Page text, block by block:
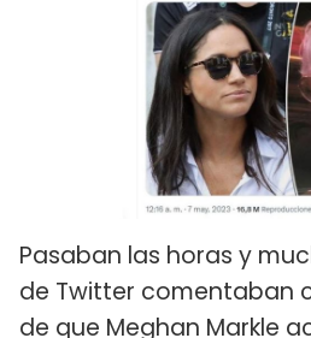
Pasaban las horas y
de Twitter comentaban
de que Meghan Markle